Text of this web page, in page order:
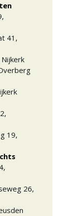
,
41 ,
Nijkerk
,
19,
,
26,